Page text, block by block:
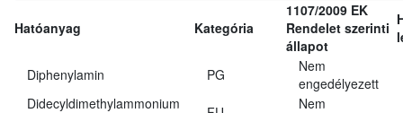
Hatóanyag Kategória
1107/2009 EK
Rendelet szerinti
állapot
Diphenylamin PG
Nem
engedélyezett
Didecyldimethylammonium
Nem